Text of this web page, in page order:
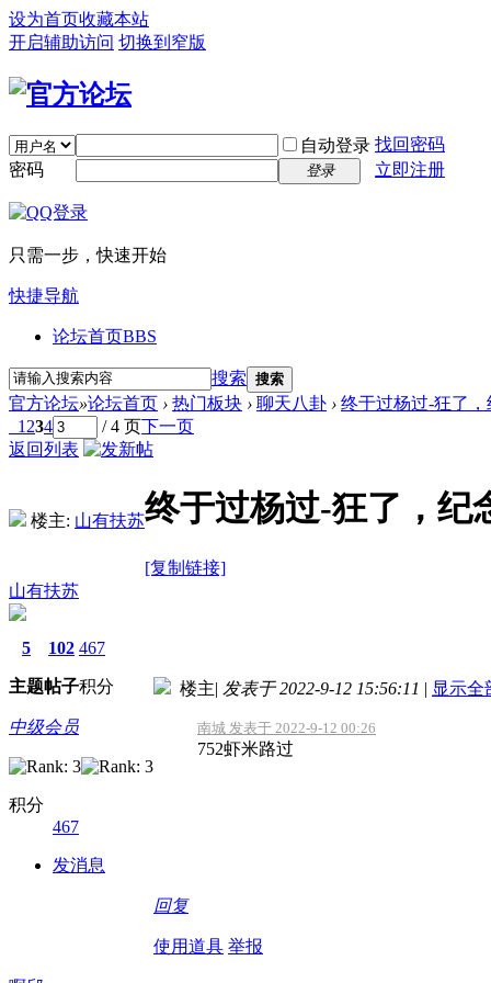
设为首页收藏本站
开启辅助访问 切换到窄版
自动登录 找回密码
密码
登录 立即注册
只需一步，快速开始
快捷导航
论坛首页BBS
搜索 搜索
官方论坛»论坛首页 › 热门板块 › 聊天八卦 › 终于过杨过-狂了
1 234 / 4 页下一页
返回列表
楼主: 山有扶苏终于过杨过-狂了，纪
[复制链接]
山有扶苏
5
主题
102
帖子
467
积分
中级会员
积分
467
发消息
楼主| 发表于 2022-9-12 15:56:11 | 显示全
南城 发表于 2022-9-12 00:26
752虾米路过
回复
使用道具 举报